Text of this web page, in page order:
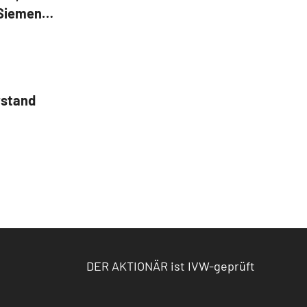
DER AKTIONÄR ist IVW-geprüft